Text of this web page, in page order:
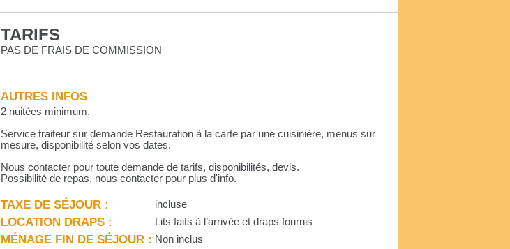
TARIFS
PAS DE FRAIS DE COMMISSION
AUTRES INFOS
2 nuitées minimum.
Service traiteur sur demande Restauration à la carte par une cuisinière, menus sur
mesure, disponibilité selon vos dates.
Nous contacter pour toute demande de tarifs, disponibilités, devis.
Possibilité de repas, nous contacter pour plus d'info.
TAXE DE SÉJOUR : incluse
LOCATION DRAPS : Lits faits à l’arrivée et draps fournis
MÉNAGE FIN DE SÉJOUR : Non inclus